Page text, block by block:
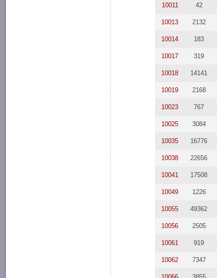
10011 42
10013 2132
10014 183
10017 319
10018 14141
10019 2168
10023 767
10025 3084
10035 16776
10038 22656
10041 17508
10049 1226
10055 49362
10056 2505
10061 919
10062 7347